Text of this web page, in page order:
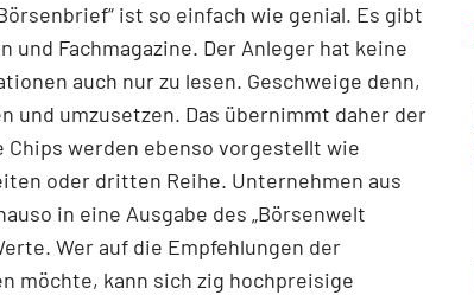
ist so einfach wie genial. Es gibt
und Fachmagazine. Der Anleger hat keine
auch nur zu lesen. Geschweige denn,
und umzusetzen. Das übernimmt daher der
Chips werden ebenso vorgestellt wie
oder dritten Reihe. Unternehmen aus
in eine Ausgabe des „Börsenwelt
Wer auf die Empfehlungen der
möchte, kann sich zig hochpreisige